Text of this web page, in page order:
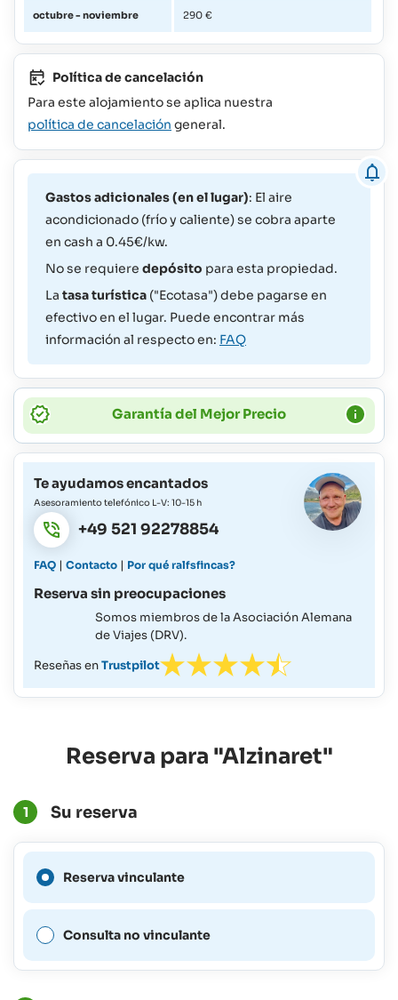
octubre - noviembre 290 €
Política de cancelación
Para este alojamiento se aplica nuestra
política de cancelación general.
Gastos adicionales (en el lugar): El aire
acondicionado (frío y caliente) se cobra aparte
en cash a 0.45€/kw.
No se requiere depósito para esta propiedad.
La tasa turística ("Ecotasa") debe pagarse en
efectivo en el lugar. Puede encontrar más
información al respecto en: FAQ
Garantía del Mejor Precio
Te ayudamos encantados
Asesoramiento telefónico L-V: 10-15 h
+49 521 92278854
FAQ | Contacto | Por qué ralfsfincas?
Reserva sin preocupaciones
Somos miembros de la Asociación Alemana
de Viajes (DRV).
Reseñas enTrustpilot
Reserva para "Alzinaret"
1 Su reserva
Reserva vinculante
reserva vinculante para este
Consulta no vinculante